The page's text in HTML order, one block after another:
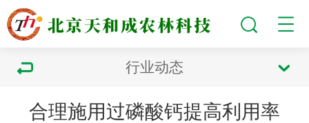
行业动态
合理施用过磷酸钙提高利用率